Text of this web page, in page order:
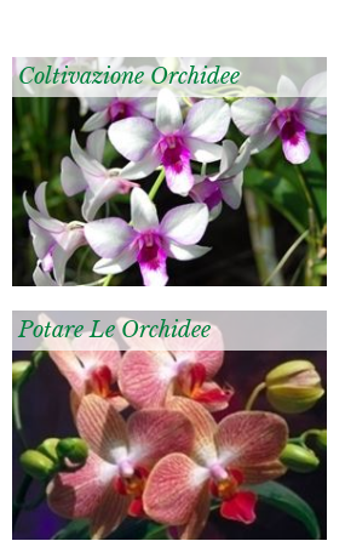
Coltivazione Orchidee
Potare Le Orchidee